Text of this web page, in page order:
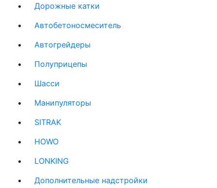
Дорожные катки
Автобетоносмеситель
Автогрейдеры
Полуприцепы
Шасси
Манипуляторы
SITRAK
HOWO
LONKING
Дополнительные надстройки